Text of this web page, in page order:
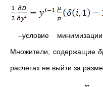
–условие
Множители, содержащие
расчетах не выйти за